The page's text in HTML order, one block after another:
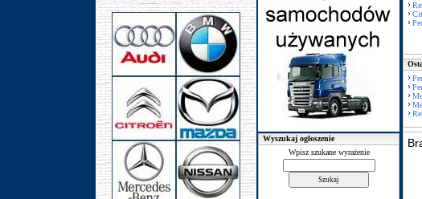
Wyszukaj ogłoszenie
Wpisz szukane wyrażenie